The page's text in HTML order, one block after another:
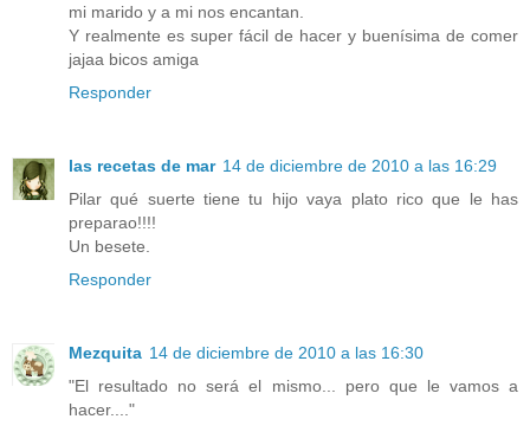
mi marido y a mi nos encantan.
Y realmente es super fácil de hacer y buenísima de comer
jajaa bicos amiga
Responder
las recetas de mar 14 de diciembre de 2010 a las 16:29
Pilar qué suerte tiene tu hijo vaya plato rico que le has
preparao!!!!
Un besete.
Responder
Mezquita 14 de diciembre de 2010 a las 16:30
"El resultado no será el mismo... pero que le vamos a
hacer...."